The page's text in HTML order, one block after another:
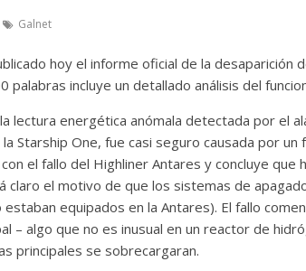
Galnet
hoy el informe oficial de la desaparición
palabras incluye un detallado análisis del
lectura energética anómala detectada por el
Starship One, fue casi seguro causada por un
el fallo del Highliner Antares y concluye que
claro el motivo de que los sistemas de
equipados en la Antares). El fallo
– algo que no es inusual en un reactor de
principales se sobrecargaran.
de 2026
mayo, 2026 Txus 0